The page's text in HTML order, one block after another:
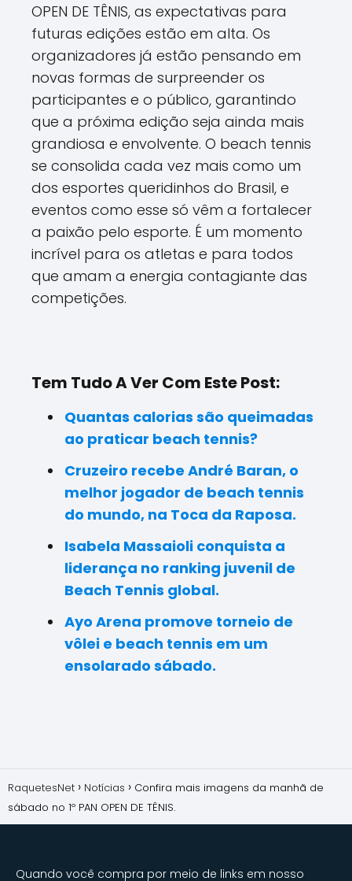
OPEN DE TÊNIS, as expectativas para
futuras edições estão em alta. Os
organizadores já estão pensando em
novas formas de surpreender os
participantes e o público, garantindo
que a próxima edição seja ainda mais
grandiosa e envolvente. O beach tennis
se consolida cada vez mais como um
dos esportes queridinhos do Brasil, e
eventos como esse só vêm a fortalecer
a paixão pelo esporte. É um momento
incrível para os atletas e para todos
que amam a energia contagiante das
competições.
Tem Tudo A Ver Com Este Post:
Quantas calorias são queimadas
ao praticar beach tennis?
Cruzeiro recebe André Baran, o
melhor jogador de beach tennis
do mundo, na Toca da Raposa.
Isabela Massaioli conquista a
liderança no ranking juvenil de
Beach Tennis global.
Ayo Arena promove torneio de
vôlei e beach tennis em um
ensolarado sábado.
RaquetesNet Notícias
Confira mais imagens da manhã de
sábado no 1º PAN OPEN DE TÊNIS.
Quando você compra por meio de links em nosso